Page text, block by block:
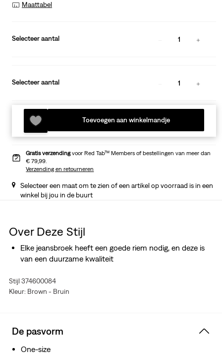
Maattabel
Selecteer aantal 1
Selecteer aantal 1
Toevoegen aan winkelmandje
Gratis verzendingvoor Red Tab™ Members of bestellingen van meer dan
€ 79,99.
Verzending en retourneren
Selecteer een maat om te zien of een artikel op voorraad is in een
winkel bij jou in de buurt
Over Deze Stijl
Elke jeansbroek heeft een goede riem nodig, en deze is
van een duurzame kwaliteit
Stijl 374600084
Kleur: Brown - Bruin
De pasvorm
One-size